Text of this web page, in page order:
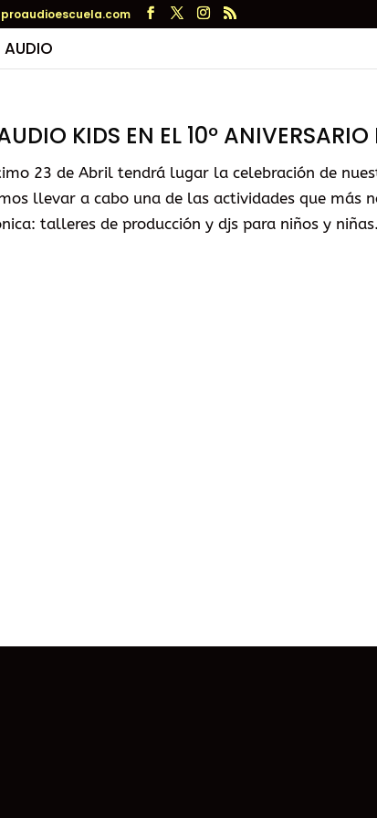
KIDS EN EL 10º
23 de Abril tendrá lugar la celebración de
llevar a cabo una de las actividades que más
talleres de producción y djs para niños y